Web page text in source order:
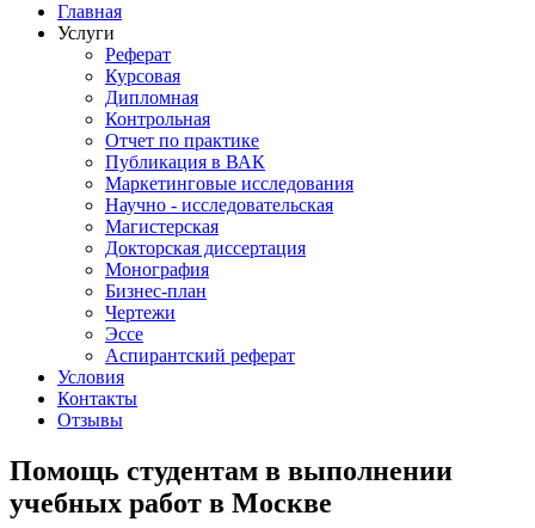
Главная
Услуги
Реферат
Курсовая
Дипломная
Контрольная
Отчет по практике
Публикация в ВАК
Маркетинговые исследования
Научно - исследовательская
Магистерская
Докторская диссертация
Монография
Бизнес-план
Чертежи
Эссе
Аспирантский реферат
Условия
Контакты
Отзывы
Помощь студентам в выполнении
учебных работ в Москве